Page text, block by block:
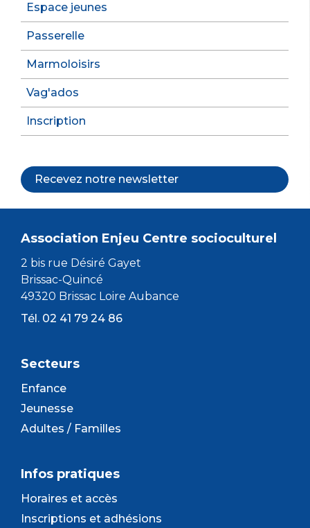
Espace jeunes
Passerelle
Marmoloisirs
Vag'ados
Inscription
Recevez notre newsletter
Association Enjeu Centre socioculturel
2 bis rue Désiré Gayet
Brissac-Quincé
49320 Brissac Loire Aubance
Tél. 02 41 79 24 86
Secteurs
Enfance
Jeunesse
Adultes / Familles
Infos pratiques
Horaires et accès
Inscriptions et adhésions